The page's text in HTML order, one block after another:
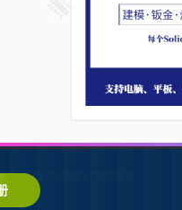
37132902372928号